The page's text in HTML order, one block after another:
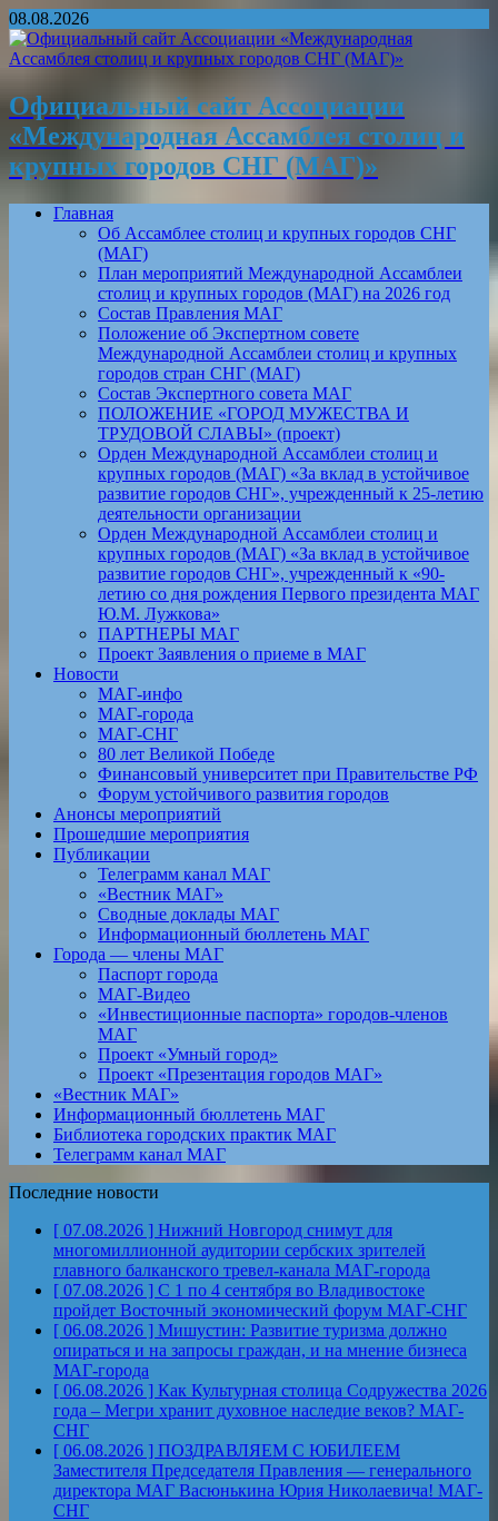
08.08.2026
Официальный сайт Ассоциации
«Международная Ассамблея столиц и
крупных городов СНГ (МАГ)»
Главная
Об Ассамблее столиц и крупных городов СНГ
(МАГ)
План мероприятий Международной Ассамблеи
столиц и крупных городов (МАГ) на 2026 год
Состав Правления МАГ
Положение об Экспертном совете
Международной Ассамблеи столиц и крупных
городов стран СНГ (МАГ)
Состав Экспертного совета МАГ
ПОЛОЖЕНИЕ «ГОРОД МУЖЕСТВА И
ТРУДОВОЙ СЛАВЫ» (проект)
Орден Международной Ассамблеи столиц и
крупных городов (МАГ) «За вклад в устойчивое
развитие городов СНГ», учрежденный к 25-летию
деятельности организации
Орден Международной Ассамблеи столиц и
крупных городов (МАГ) «За вклад в устойчивое
развитие городов СНГ», учрежденный к «90-
летию со дня рождения Первого президента МАГ
Ю.М. Лужкова»
ПАРТНЕРЫ МАГ
Проект Заявления о приеме в МАГ
Новости
МАГ-инфо
МАГ-города
МАГ-СНГ
80 лет Великой Победе
Финансовый университет при Правительстве РФ
Форум устойчивого развития городов
Анонсы мероприятий
Прошедшие мероприятия
Публикации
Телеграмм канал МАГ
«Вестник МАГ»
Сводные доклады МАГ
Информационный бюллетень МАГ
Города — члены МАГ
Паспорт города
МАГ-Видео
«Инвестиционные паспорта» городов-членов
МАГ
Проект «Умный город»
Проект «Презентация городов МАГ»
«Вестник МАГ»
Информационный бюллетень МАГ
Библиотека городских практик МАГ
Телеграмм канал МАГ
Последние новости
[ 07.08.2026 ] Нижний Новгород снимут для
многомиллионной аудитории сербских зрителей
главного балканского тревел-канала МАГ-города
[ 07.08.2026 ] С 1 по 4 сентября во Владивостоке
пройдет Восточный экономический форум МАГ-СНГ
[ 06.08.2026 ] Мишустин: Развитие туризма должно
опираться и на запросы граждан, и на мнение бизнеса
МАГ-города
[ 06.08.2026 ] Как Культурная столица Содружества 2026
года – Мегри хранит духовное наследие веков? МАГ-
СНГ
[ 06.08.2026 ] ПОЗДРАВЛЯЕМ С ЮБИЛЕЕМ
Заместителя Председателя Правления — генерального
директора МАГ Васюнькина Юрия Николаевича! МАГ-
СНГ